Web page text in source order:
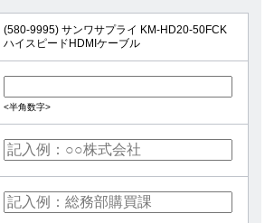
(580-9995) サンワサプライ KM-HD20-50FCK
ハイスピードHDMIケーブル
<半角数字>